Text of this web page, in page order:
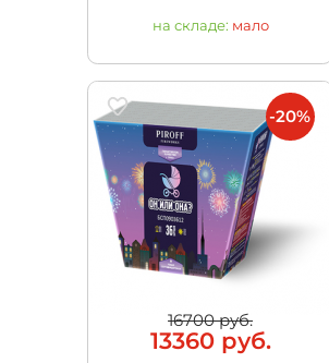
на складе: мало
16700 руб.
13360 руб.
-20%